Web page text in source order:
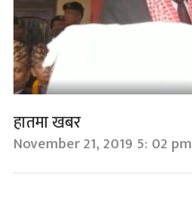
हातमा खबर
November 21, 2019 5: 02 pm